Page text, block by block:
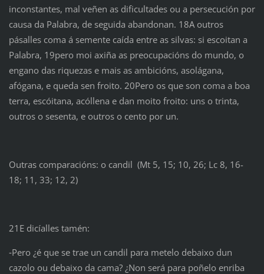
inconstantes, mal veñen as dificultades ou a persecución por
causa da Palabra, de seguida abandonan. 18A outros
pásalles coma á semente caída entre as silvas: si escoitan a
Palabra, 19pero moi axiña as preocupacións do mundo, o
engano das riquezas e mais as ambicións, asolágana,
afógana, e queda sen froito. 20Pero os que son coma a boa
terra, escóitana, acóllena e dan moito froito: uns o trinta,
outros o sesenta, e outros o cento por un.
Outras comparacións: o candil (Mt 5, 15; 10, 26; Lc 8, 16-
18; 11, 33; 12, 2)
21E dicíalles tamén:
‑Pero ¿é que se trae un candil para metelo debaixo dun
cazolo ou debaixo da cama? ¿Non será para poñelo enriba